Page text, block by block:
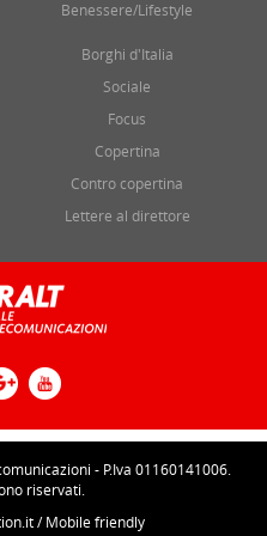
Benessere/Lifestyle
Borghi d'Italia
Sociale
Focus
Copertina
Contro copertina
Lettere al direttore
- P.Iva 01160141006.
riservati.
/ Mobile friendly